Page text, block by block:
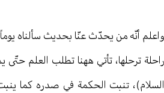
واعلم أنّه من يحدّث عنّا بحديث سألناه
راحلة ترحلها، تأتي ههنا تطلب العلم
السلام)، تنبت الحكمة في صدره كما